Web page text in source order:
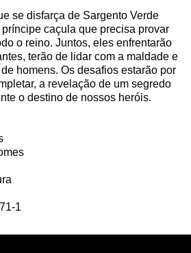
se disfarça de Sargento Verde
caçula que precisa provar
o reino. Juntos, eles enfrentarão
terão de lidar com a maldade e
homens. Os desafios estarão por
a revelação de um segredo
o destino de nossos heróis.
7848-171-1